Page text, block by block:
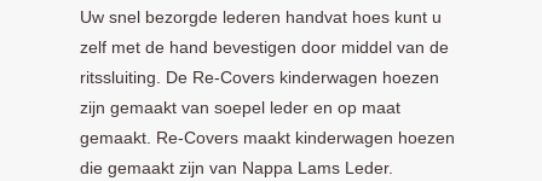
Uw snel bezorgde lederen handvat hoes kunt u
zelf met de hand bevestigen door middel van de
ritssluiting. De Re-Covers kinderwagen hoezen
zijn gemaakt van soepel leder en op maat
gemaakt. Re-Covers maakt kinderwagen hoezen
die gemaakt zijn van Nappa Lams Leder.